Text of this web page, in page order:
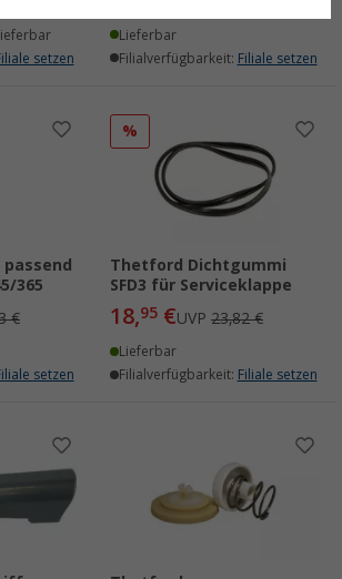
setzen
Lieferbar
Filialverfügbarkeit: Filiale setzen
365
€
setzen
%
Thetford Dichtgummi
SFD3 für Serviceklappe
18,95 €UVP 23,82 €
Lieferbar
Filialverfügbarkeit: Filiale setzen